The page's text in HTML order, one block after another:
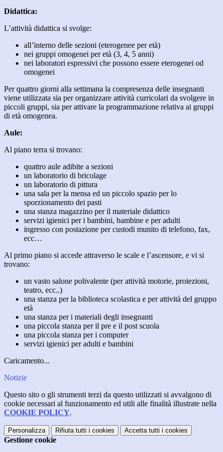
Didattica:
L’attività didattica si svolge:
all’interno delle sezioni (eterogenee per età)
nei gruppi omogenei per età (3, 4, 5 anni)
nei laboratori espressivi che possono essere eterogenei od
omogenei
Per quattro giorni alla settimana la compresenza delle insegnanti
viene utilizzata sia per organizzare attività curricolari da svolgere in
piccoli gruppi, sia per attivare la programmazione relativa ai gruppi
di età omogenea.
Aule:
Al piano terra si trovano:
quattro aule adibite a sezioni
un laboratorio di bricolage
un laboratorio di pittura
una sala per la mensa ed un piccolo spazio per lo
sporzionamento dei pasti
una stanza magazzino per il materiale didattico
servizi igienici per i bambini, bambine e per adulti
ingresso con postazione per custodi munito di telefono, fax,
ecc…
Al primo piano si accede attraverso le scale e l’ascensore, e vi si
trovano:
un vasto salone polivalente (per attività motorie, proiezioni,
teatro, ecc..)
una stanza per la biblioteca scolastica e per attività del gruppo
età
una stanza per i materiali degli insegnanti
una piccola stanza per il pre e il post scuola
una piccola stanza per i computer
servizi igienici per adulti e bambini
Caricamento...
Notizie
Questo sito o gli strumenti terzi da questo utilizzati si avvalgono di
cookie necessari al funzionamento ed utili alle finalità illustrate nella
COOKIE POLICY.
Personalizza Rifiuta tutti i cookies Accetta tutti i cookies
Gestione cookie